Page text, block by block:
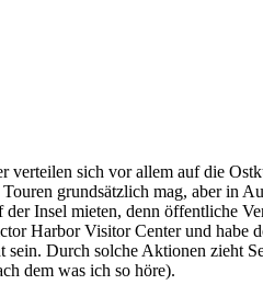
sich vor allem auf die
grundsätzlich mag, aber in
Insel mieten, denn öffentliche
Harbor Visitor Center und habe
Durch solche Aktionen
dem was ich so höre).